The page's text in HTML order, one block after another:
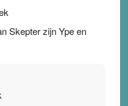
Skepter zijn Ype en